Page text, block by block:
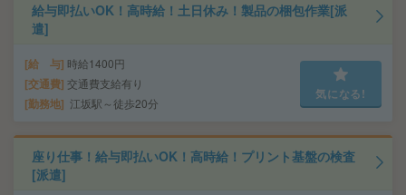
給与即払いOK！高時給！土日休み！製品の梱包作業[派
遣]
給 与 時給1400円
交通費 交通費支給有り
勤務地 江坂駅～徒歩20分
気になる!
座り仕事！給与即払いOK！高時給！プリント基盤の検査
[派遣]